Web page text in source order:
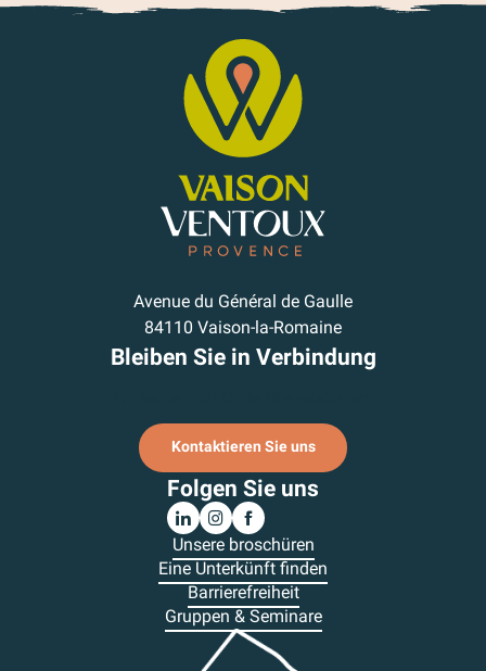
Avenue du Général de Gaulle
84110 Vaison-la-Romaine
Bleiben Sie in Verbindung
Kontaktieren Sie uns
Folgen Sie uns
Unsere broschüren
Eine Unterkünft finden
Barrierefreiheit
Gruppen & Seminare